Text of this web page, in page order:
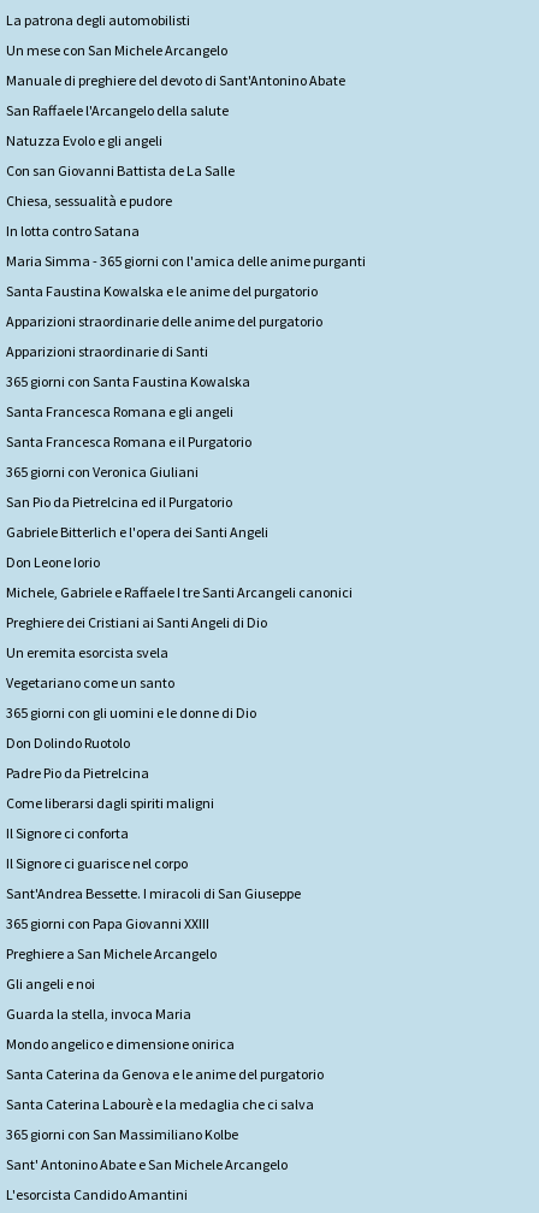
La patrona degli automobilisti
Un mese con San Michele Arcangelo
Manuale di preghiere del devoto di Sant'Antonino Abate
San Raffaele l'Arcangelo della salute
Natuzza Evolo e gli angeli
Con san Giovanni Battista de La Salle
Chiesa, sessualità e pudore
In lotta contro Satana
Maria Simma - 365 giorni con l'amica delle anime purganti
Santa Faustina Kowalska e le anime del purgatorio
Apparizioni straordinarie delle anime del purgatorio
Apparizioni straordinarie di Santi
365 giorni con Santa Faustina Kowalska
Santa Francesca Romana e gli angeli
Santa Francesca Romana e il Purgatorio
365 giorni con Veronica Giuliani
San Pio da Pietrelcina ed il Purgatorio
Gabriele Bitterlich e l'opera dei Santi Angeli
Don Leone Iorio
Michele, Gabriele e Raffaele I tre Santi Arcangeli canonici
Preghiere dei Cristiani ai Santi Angeli di Dio
Un eremita esorcista svela
Vegetariano come un santo
365 giorni con gli uomini e le donne di Dio
Don Dolindo Ruotolo
Padre Pio da Pietrelcina
Come liberarsi dagli spiriti maligni
Il Signore ci conforta
Il Signore ci guarisce nel corpo
Sant'Andrea Bessette. I miracoli di San Giuseppe
365 giorni con Papa Giovanni XXIII
Preghiere a San Michele Arcangelo
Gli angeli e noi
Guarda la stella, invoca Maria
Mondo angelico e dimensione onirica
Santa Caterina da Genova e le anime del purgatorio
Santa Caterina Labourè e la medaglia che ci salva
365 giorni con San Massimiliano Kolbe
Sant' Antonino Abate e San Michele Arcangelo
L'esorcista Candido Amantini